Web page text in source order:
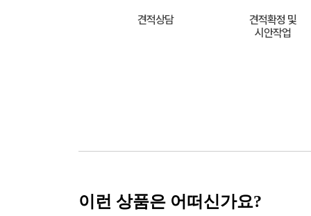
견적상담
견적확정 및
시안작업
이런 상품은 어떠신가요?